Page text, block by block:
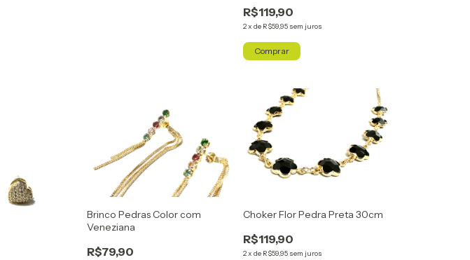
R$119,90
2x de R$59,95 sem juros
Comprar
Brinco Pedras Color com
Veneziana
R$79,90
Choker Flor Pedra Preta 30cm
R$119,90
2x de R$59,95 sem juros